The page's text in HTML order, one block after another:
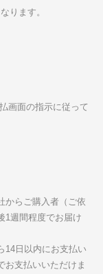
ります。
画面の指示に従って
からご購入者（ご依
1週間程度でお届け
14日以内にお支払い
お支払いいただけま